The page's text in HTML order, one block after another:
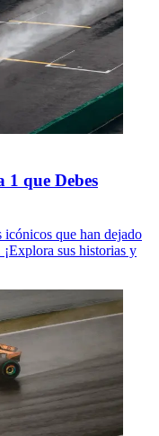
1 que Debes
que han dejado
sus historias y